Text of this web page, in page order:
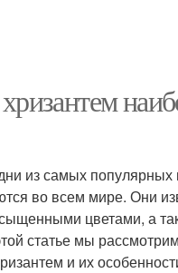
из самых популярных
во всем мире. Они
цветами, а
статье мы
и их